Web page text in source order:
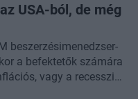
USA-ból, de még
beszerzésimenedzser-
a befektetők számára
vagy a recessziós